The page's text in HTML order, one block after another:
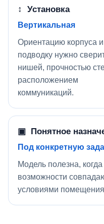
↕ Установка
Вертикальная
Ориентацию корпуса и
подводку нужно
нишей, прочностью
расположением
коммуникаций.
▣ Понятное
Под конкретную
Модель полезна,
возможности
условиями